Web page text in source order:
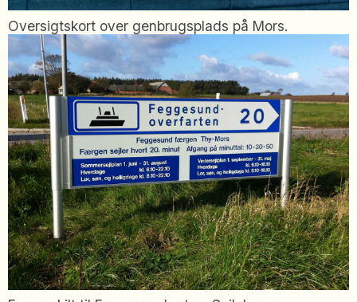
Oversigtskort over genbrugsplads på Mors.